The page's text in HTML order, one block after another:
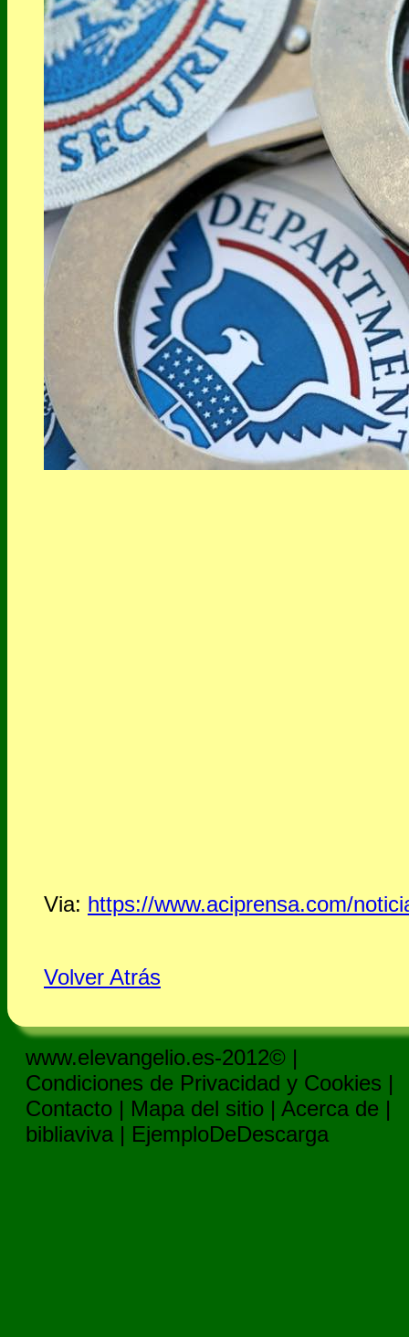
Via: https://www.aciprensa.com/
Volver Atrás
www.elevangelio.es-2012© |
Condiciones de Privacidad y Cookies |
Contacto | Mapa del sitio | Acerca de |
bibliaviva | EjemploDeDescarga